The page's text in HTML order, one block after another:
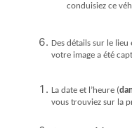
conduisiez ce
Des détails sur le
votre image a été
La date et l’heure (
vous trouviez sur la